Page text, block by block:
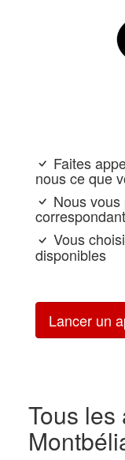
Faites
nous ce que
Nous
Vous
disponibles
Lancer un
Tous les